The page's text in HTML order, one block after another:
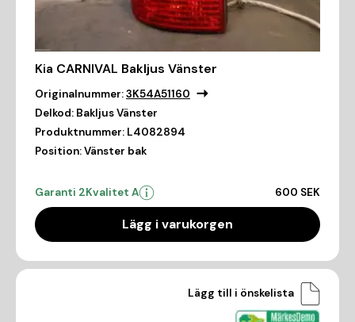
Kia CARNIVAL Bakljus Vänster
Originalnummer:3K54A51160
Delkod: Bakljus Vänster
Produktnummer: L4082894
Position:Vänster bak
Garanti 2Kvalitet A 600 SEK
Lägg i varukorgen
Lägg till i önskelista